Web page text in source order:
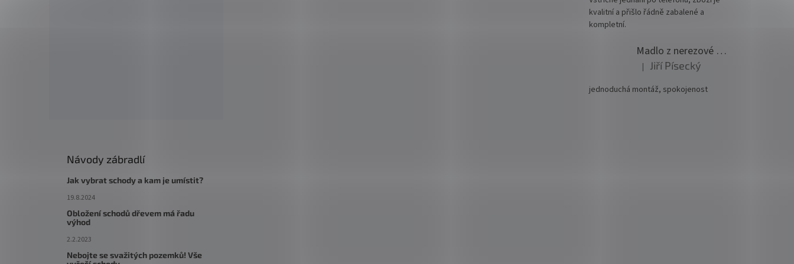
kvalitní a přišlo řádně zabalené a
kompletní.
Madlo z nerezové oceli pr. 42,4mm komplet - model 0116 - 3000mm
Hodnocení produktu je 5 z 5 hvězdiček.
| Jiří Písecký
jednoduchá montáž, spokojenost
Návody zábradlí
Jak vybrat schody a kam je umístit?
19.8.2024
Obložení schodů dřevem má řadu
výhod
2.2.2023
Nebojte se svažitých pozemků! Vše